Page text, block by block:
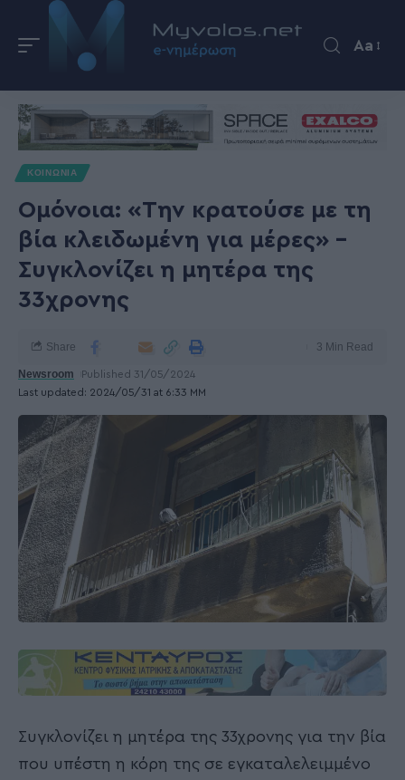
Aa
ΚΟΙΝΩΝΙΑ
Ομόνοια: «Την κρατούσε με τη
βία κλειδωμένη για μέρες» –
Συγκλονίζει η μητέρα της
33χρονης
Last updated: 2024/05/31 at 6:33 ΜΜ
Newsroom Published 31/05/2024
Share 3 Min Read
Συγκλονίζει η μητέρα της 33χρονης για την βία
που υπέστη η κόρη της σε εγκαταλελειμμένο